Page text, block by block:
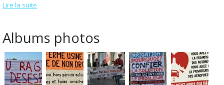
Lire la suite
Albums photos